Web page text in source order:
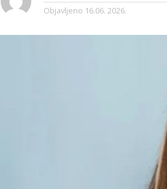
Objavljeno 16.06. 2026.